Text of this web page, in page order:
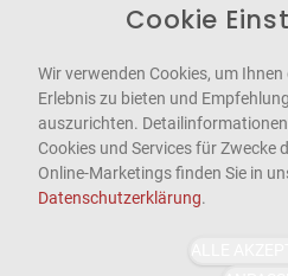
WCAG-2.1-AA
Cookie
Wir verwenden Cookies, um
Erlebnis zu bieten und
auszurichten.
Cookies und Services für Zwecke
Online-Marketings finden Sie in
Datenschutzerklärung.
ALLE